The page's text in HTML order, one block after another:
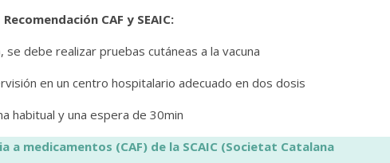
Recomendación CAF y SEAIC:
se debe realizar pruebas cutáneas a la vacuna
en un centro hospitalario adecuado en dos dosis
habitual y una espera de 30min
a medicamentos (CAF) de la SCAIC (Societat Catalana